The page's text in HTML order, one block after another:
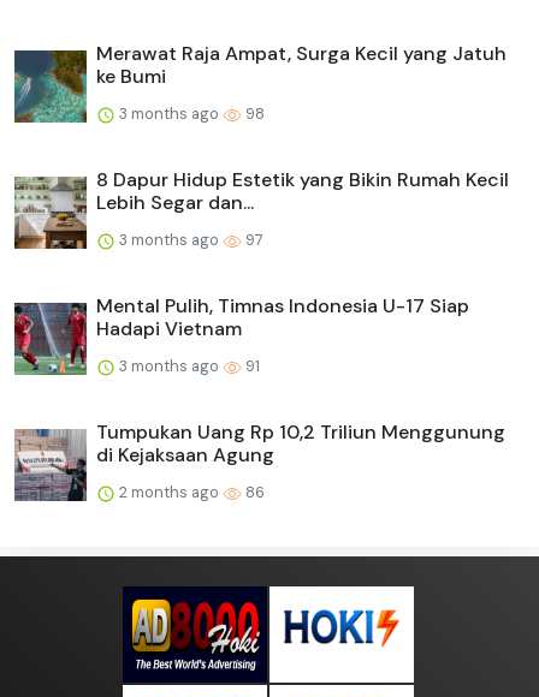
Merawat Raja Ampat, Surga Kecil yang Jatuh
ke Bumi
3 months ago 98
8 Dapur Hidup Estetik yang Bikin Rumah Kecil
Lebih Segar dan...
3 months ago 97
Mental Pulih, Timnas Indonesia U-17 Siap
Hadapi Vietnam
3 months ago 91
Tumpukan Uang Rp 10,2 Triliun Menggunung
di Kejaksaan Agung
2 months ago 86